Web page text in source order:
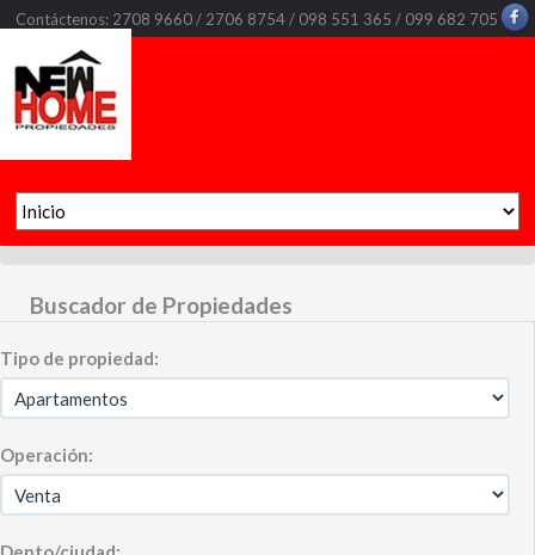
Contáctenos: 2708 9660 / 2706 8754 / 098 551 365 / 099 682 705
Buscador de Propiedades
Tipo de propiedad:
Operación: